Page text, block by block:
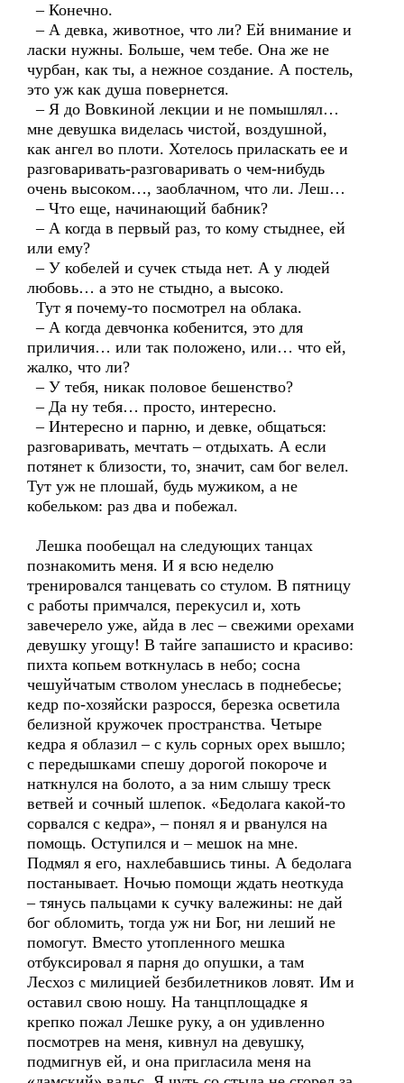
– Конечно.
– А девка, животное, что ли? Ей внимание и
ласки нужны. Больше, чем тебе. Она же не
чурбан, как ты, а нежное создание. А постель,
это уж как душа повернется.
– Я до Вовкиной лекции и не помышлял…
мне девушка виделась чистой, воздушной,
как ангел во плоти. Хотелось приласкать ее и
разговаривать-разговаривать о чем-нибудь
очень высоком…, заоблачном, что ли. Леш…
– Что еще, начинающий бабник?
– А когда в первый раз, то кому стыднее, ей
или ему?
– У кобелей и сучек стыда нет. А у людей
любовь… а это не стыдно, а высоко.
Тут я почему-то посмотрел на облака.
– А когда девчонка кобенится, это для
приличия… или так положено, или… что ей,
жалко, что ли?
– У тебя, никак половое бешенство?
– Да ну тебя… просто, интересно.
– Интересно и парню, и девке, общаться:
разговаривать, мечтать – отдыхать. А если
потянет к близости, то, значит, сам бог велел.
Тут уж не плошай, будь мужиком, а не
кобельком: раз два и побежал.
Лешка пообещал на следующих танцах
познакомить меня. И я всю неделю
тренировался танцевать со стулом. В пятницу
с работы примчался, перекусил и, хоть
завечерело уже, айда в лес – свежими орехами
девушку угощу! В тайге запашисто и красиво:
пихта копьем воткнулась в небо; сосна
чешуйчатым стволом унеслась в поднебесье;
кедр по-хозяйски разросся, березка осветила
белизной кружочек пространства. Четыре
кедра я облазил – с куль сорных орех вышло;
с передышками спешу дорогой покороче и
наткнулся на болото, а за ним слышу треск
ветвей и сочный шлепок. «Бедолага какой-то
сорвался с кедра», – понял я и рванулся на
помощь. Оступился и – мешок на мне.
Подмял я его, нахлебавшись тины. А бедолага
постанывает. Ночью помощи ждать неоткуда
– тянусь пальцами к сучку валежины: не дай
бог обломить, тогда уж ни Бог, ни леший не
помогут. Вместо утопленного мешка
отбуксировал я парня до опушки, а там
Лесхоз с милицией безбилетников ловят. Им и
оставил свою ношу. На танцплощадке я
крепко пожал Лешке руку, а он удивленно
посмотрев на меня, кивнул на девушку,
подмигнув ей, и она пригласила меня на